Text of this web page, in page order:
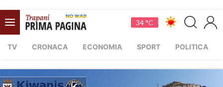
34 °C
TV CRONACA ECONOMIA SPORT POLITICA